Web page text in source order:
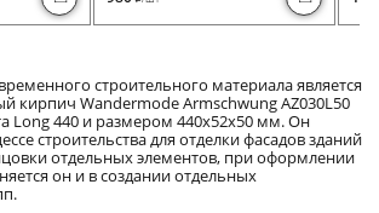
строительного материала является
кирпич Wandermode Armschwung AZ030L50
Long 440 и размером 440x52x50 мм. Он
строительства для отделки фасадов зданий
отдельных элементов, при оформлении
он и в создании отдельных